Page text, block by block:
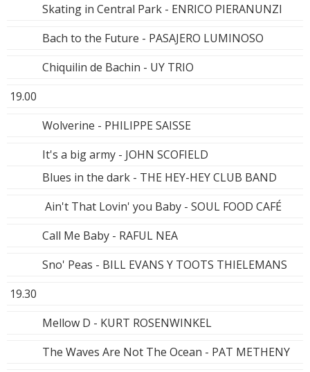
Skating in Central Park - ENRICO PIERANUNZI
Bach to the Future - PASAJERO LUMINOSO
Chiquilin de Bachin - UY TRIO
19.00
Wolverine - PHILIPPE SAISSE
It's a big army - JOHN SCOFIELD
Blues in the dark - THE HEY-HEY CLUB BAND
Ain't That Lovin' you Baby - SOUL FOOD CAFÉ
Call Me Baby - RAFUL NEA
Sno' Peas - BILL EVANS Y TOOTS THIELEMANS
19.30
Mellow D - KURT ROSENWINKEL
The Waves Are Not The Ocean - PAT METHENY